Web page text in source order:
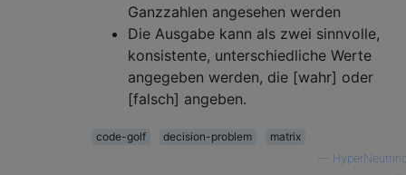
Ganzzahlen angesehen werden
Die Ausgabe kann als zwei sinnvolle,
konsistente, unterschiedliche Werte
angegeben werden, die [wahr] oder
[falsch] angeben.
code-golf decision-problem
matrix